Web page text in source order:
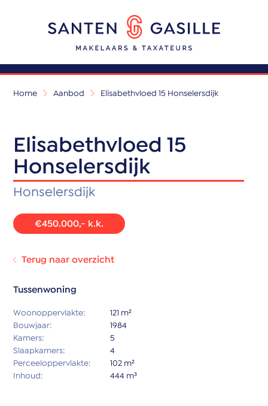
Home Aanbod Elisabethvloed 15 Honselersdijk
Elisabethvloed 15
Honselersdijk
Honselersdijk
€450.000,- k.k.
Terug naar overzicht
Tussenwoning
Woonoppervlakte:
121 m²
Bouwjaar:
1984
Kamers:
5
Slaapkamers:
4
Perceeloppervlakte:
102 m²
Inhoud:
444 m³